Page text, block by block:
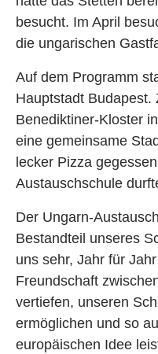
besucht. Im April
die ungarischen
Auf dem Programm
Hauptstadt Budapest.
Benediktiner-Kloster
eine gemeinsame
lecker Pizza
Austauschschule
Der Ungarn-
Bestandteil unseres
uns sehr, Jahr für
Freundschaft
vertiefen, unseren
ermöglichen und so
europäischen Idee